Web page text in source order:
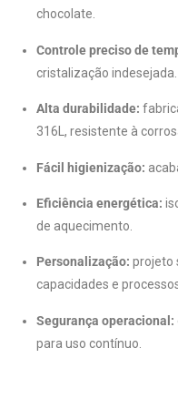
chocolate.
Controle preciso de
cristalização indesejada.
Alta durabilidade:
316L, resistente à
Fácil higienização:
Eficiência energética:
de aquecimento.
Personalização: projeto
capacidades e
Segurança operacional:
para uso contínuo.